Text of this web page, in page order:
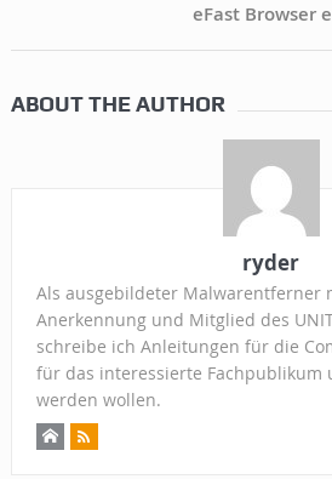
eFast Browser
ABOUT THE AUTHOR
ryder
Als ausgebildeter Malwarentferner
Anerkennung und Mitglied des
schreibe ich Anleitungen für die
für das interessierte Fachpublikum
werden wollen.